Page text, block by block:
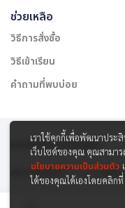
ช่วยเหลือ
วิธีการสั่งซื้อ
วิธีเข้าเรียน
คำถามที่พบบ่อย
สงวนลิขสิทธิ์ © 2565 บริษั
รองรับการชำระเงิน:
เราใช้คุกกี้เพื่อพัฒนาประ
เว็บไซต์ของคุณ คุณสามา
นโยบายความเป็นส่วนตัว
ได้ของคุณได้เองโดยคลิกที่